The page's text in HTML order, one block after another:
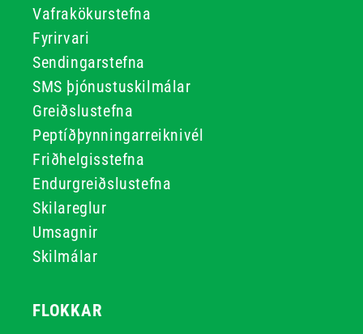
Vafrakökurstefna
Fyrirvari
Sendingarstefna
SMS þjónustuskilmálar
Greiðslustefna
Peptíðþynningarreiknivél
Friðhelgisstefna
Endurgreiðslustefna
Skilareglur
Umsagnir
Skilmálar
FLOKKAR